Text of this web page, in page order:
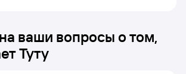
ваши вопросы о том,
Туту